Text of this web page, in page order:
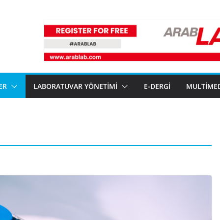
LABORATUVAR YÖNETIMI E-DERGI